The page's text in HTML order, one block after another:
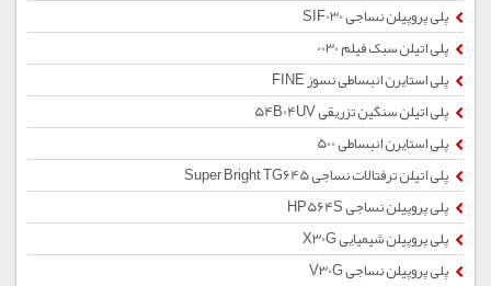
پلی پروپیلن نساجی SIF030
پلی اتیلن سبک فیلم 0030
پلی استایرن انبساطی نسوز FINE
پلی اتیلن سنگین تزریقی 54B04UV
پلی استایرن انبساطی 500
پلی اتیلن ترفتالات نساجی Super Bright TG645
پلی پروپیلن نساجی HP564S
پلی پروپیلن شیمیایی X30G
پلی پروپیلن نساجی V30G